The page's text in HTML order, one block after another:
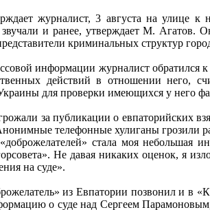
журналист, 3 августа на улице к
и ранее, утверждает М. Агатов.
криминальных структур
информации журналист
действий в отношении него,
для проверки имеющихся у него
за публикации о евпаторийских
телефонные хулиганы грозили
стала моя небольшая
Не давая никаких оценок, я
на суде».
из Евпатории позвонил и в
о суде над Сергеем